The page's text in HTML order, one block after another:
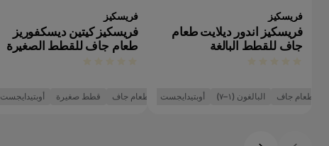
فريسكيز
فريسكيز اندور ديلايت طعام
جاف للقطط البالغة
طعام جاف البالغون (١–٧) أوبتيدايجست
فريسكيز
فريسكيز كيتين ديسكفوريز
طعام جاف للقطط الصغيرة
طعام جاف قطط صغيرة أوبتيدايجست